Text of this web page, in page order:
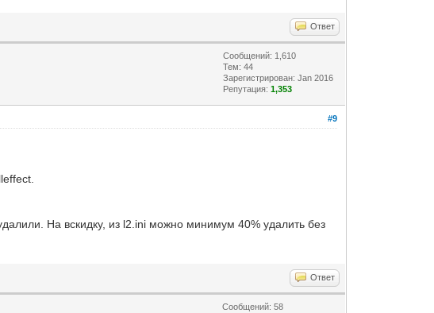
Ответ
Сообщений: 1,610
Тем: 44
Зарегистрирован: Jan 2016
Репутация:1,353
#9
На вскидку, из l2.ini можно минимум 40% удалить без
Ответ
Сообщений: 58